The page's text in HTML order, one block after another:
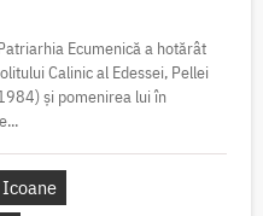
Ecumenică a hotărât
Calinic al Edessei, Pellei
și pomenirea lui în
Icoane